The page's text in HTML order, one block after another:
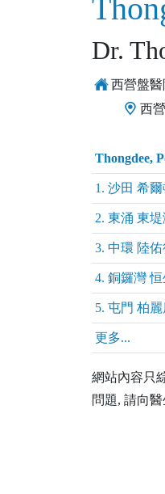
Dr.
西營盤
西
Thongdee,
1. 沙田 希
2. 東涌 東
3. 中環 陸
4. 銅鑼灣
5. 屯門 柏
更多...
網站內容只
問題, 請向